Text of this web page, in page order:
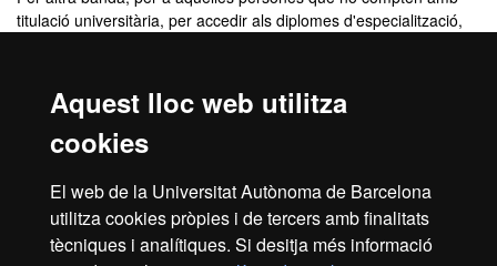
Aquest lloc web utilitza
cookies
El web de la Universitat Autònoma de Barcelona
utilitza cookies pròpies i de tercers amb finalitats
tècniques i analítiques. Si desitja més informació
titulació universitària, per accedir als diplomes d'especialització,
acreditada).
Criteris de selecció
L'adequació del perfil de l'estudiant es valorarà a partir d'un
currículum professional i acadèmic.